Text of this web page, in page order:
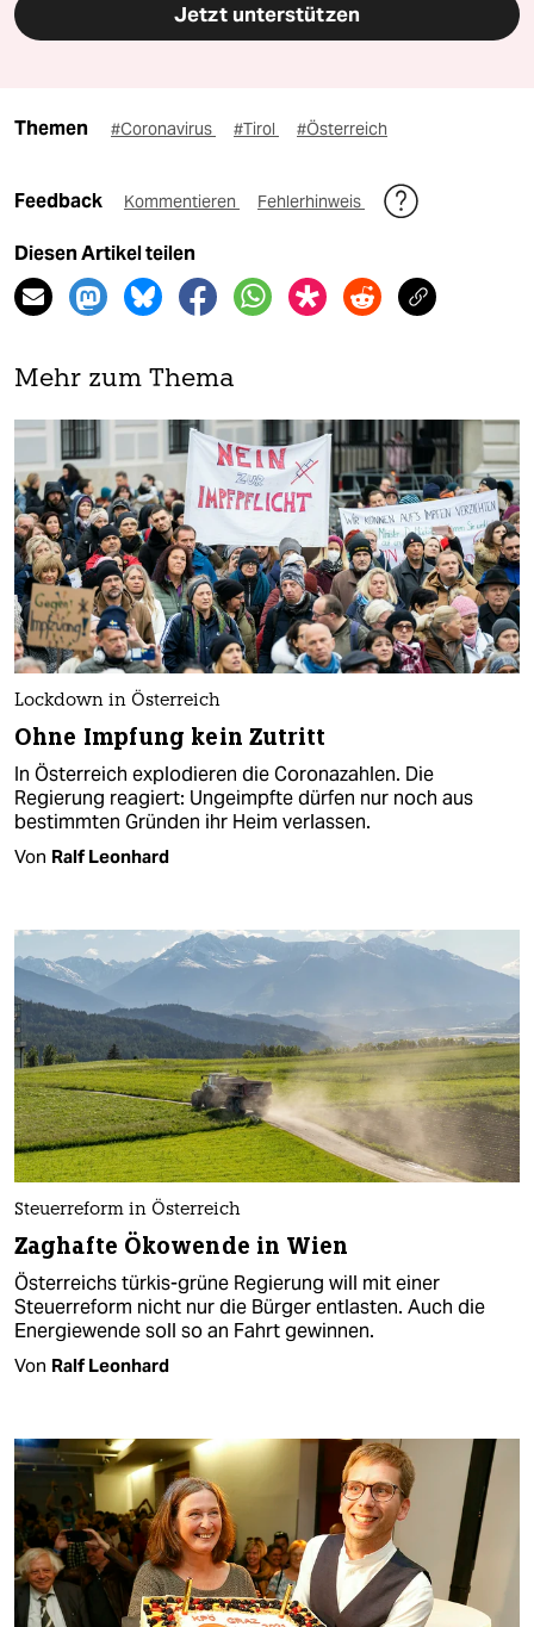
Jetzt unterstützen
Themen #Coronavirus #Tirol #Österreich
Feedback Kommentieren Fehlerhinweis
Diesen Artikel teilen
Mehr zum Thema
Lockdown in Österreich
Ohne Impfung kein Zutritt
In Österreich explodieren die Coronazahlen. Die
Regierung reagiert: Ungeimpfte dürfen nur noch aus
bestimmten Gründen ihr Heim verlassen.
Von Ralf Leonhard
Steuerreform in Österreich
Zaghafte Ökowende in Wien
Österreichs türkis-grüne Regierung will mit einer
Steuerreform nicht nur die Bürger entlasten. Auch die
Energiewende soll so an Fahrt gewinnen.
Von Ralf Leonhard